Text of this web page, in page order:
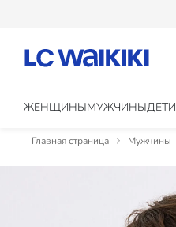
ЖЕНЩИНЫМУЖЧИНЫДЕТИ
Главная страница Мужчины